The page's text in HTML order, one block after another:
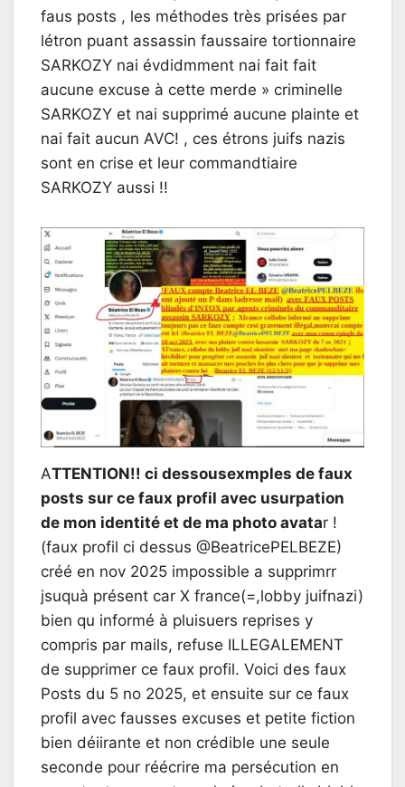
faus posts , les méthodes très prisées par
létron puant assassin faussaire tortionnaire
SARKOZY nai évdidmment nai fait fait
aucune excuse à cette merde » criminelle
SARKOZY et nai supprimé aucune plainte et
nai fait aucun AVC! , ces étrons juifs nazis
sont en crise et leur commandtiaire
SARKOZY aussi !!
ATTENTION!! ci dessousexmples de faux
posts sur ce faux profil avec usurpation
de mon identité et de ma photo avatar !
(faux profil ci dessus @BeatricePELBEZE)
créé en nov 2025 impossible a supprimrr
jsuquà présent car X france(=,lobby juifnazi)
bien qu informé à pluisuers reprises y
compris par mails, refuse ILLEGALEMENT
de supprimer ce faux profil. Voici des faux
Posts du 5 no 2025, et ensuite sur ce faux
profil avec fausses excuses et petite fiction
bien déiirante et non crédible une seule
seconde pour réécrire ma persécution en